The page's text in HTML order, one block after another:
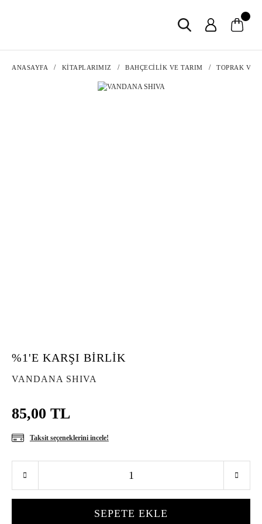
ANASAYFA KİTAPLARIMIZ BAHÇECİLİK VE TARIM TOPRAK VE
%1'E KARŞI BİRLİK
VANDANA SHIVA
85,00 TL
Taksit seçeneklerini incele!
SEPETE EKLE